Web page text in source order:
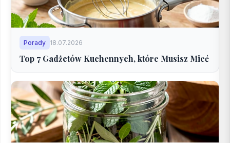
Porady 18.07.2026
Top 7 Gadżetów Kuchennych, które Musisz Mieć